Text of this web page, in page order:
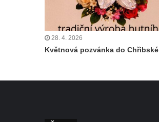
28. 4. 2026
Květnová pozvánka do Chřibské